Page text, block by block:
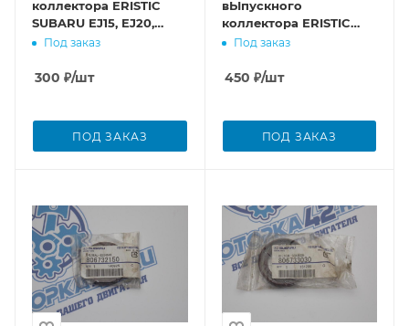
коллектора ERISTIC
SUBARU EJ15, EJ20,
EJ251 '99-
Под заказ
300 ₽/шт
ПОД ЗАКАЗ
вЫпускного
коллектора ERISTIC
SUBARU EJ15, EJ20,
Под заказ
450 ₽/шт
ПОД ЗАКАЗ